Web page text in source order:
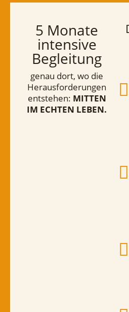
5 Monate
intensive
Begleitung
genau dort, wo die
Herausforderungen
entstehen: MITTEN
IM ECHTEN LEBEN.